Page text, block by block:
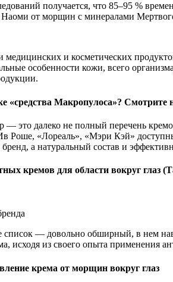
получается, что 85–95 %
от морщин с минералами
медицинских и косметических
особенности кожи, всего
«средства Макропулоса»? Смотрите
— это далеко не полный перечень
Роше, «Лореаль», «Мэри Кэй»
а натуральный состав и
кремов для области вокруг глаз
— довольно обширный, в нем
исходя из своего опыта применения
крема от морщин вокруг глаз